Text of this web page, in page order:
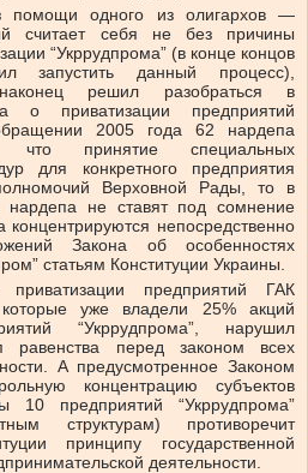
помощи одного из олигархов —
считает себя не без причины
“Укррудпрома” (в конце концов
запустить данный процесс),
решил разобраться в
о приватизации предприятий
2005 года 62 нардепа
принятие специальных
для конкретного предприятия
Верховной Рады, то в
не ставят под сомнение
непосредственно
Закона об особенностях
статьям Конституции Украины.
предприятий ГАК
которые уже владели 25% акций
“Укррудпрома”, нарушил
равенства перед законом всех
А предусмотренное Законом
концентрацию субъектов
10 предприятий “Укррудпрома”
структурам) противоречит
принципу государственной
деятельности.